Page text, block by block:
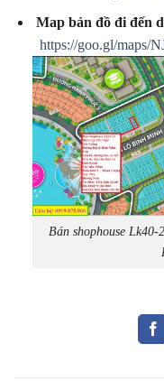
Map bản đồ đi đến
https://goo.gl/maps/
Bán shophouse